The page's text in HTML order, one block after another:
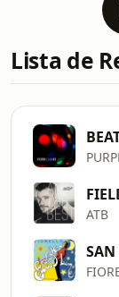
Lista de
ATB